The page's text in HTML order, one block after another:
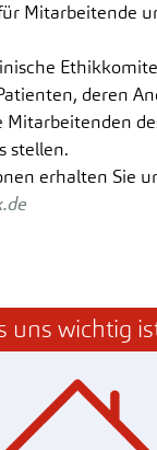
Mitarbeitende
deren
Mitarbeitenden
stellen.
erhalten Sie
uns wichtig